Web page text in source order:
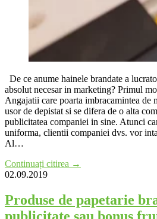
De ce anume hainele brandate a
absolut necesar in marketing? Primul
Angajatii care poarta imbracamintea de
usor de depistat si se difera de o alta
publicitatea companiei in sine. Atunci
uniforma, clientii companiei dvs. vor
Al…
Continuați citirea →
02.09.2019
Produse de papetarie
publicitate sau bonus